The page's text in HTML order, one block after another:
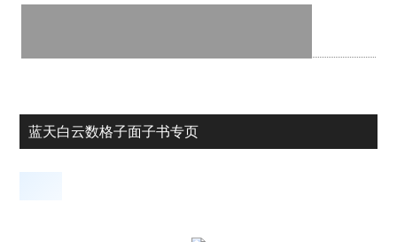
蓝天白云数格子面子书专页